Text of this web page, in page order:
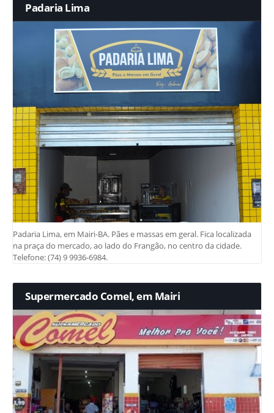
Padaria Lima
Padaria Lima, em Mairi-BA. Pães e massas em geral. Fica localizada
na praça do mercado, ao lado do Frangão, no centro da cidade.
Telefone: (74) 9 9936-6984.
Supermercado Comel, em Mairi